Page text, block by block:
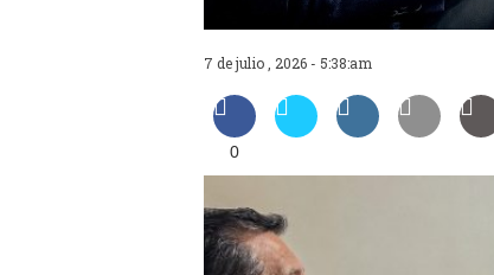
7 de julio , 2026 - 5:38:am
0